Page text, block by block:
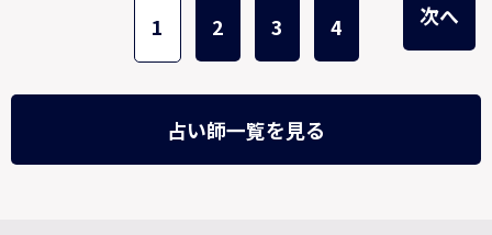
1 2 3 4 次へ
占い師一覧を見る